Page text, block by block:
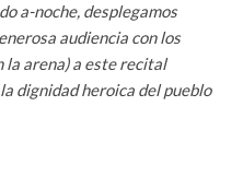
a-noche, desplegamos
audiencia con los
la arena) a este recital
dignidad heroica del pueblo